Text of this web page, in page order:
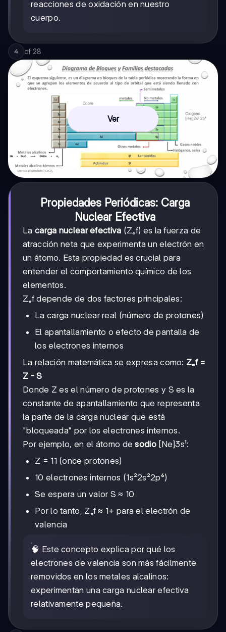
reacciones de oxidación en nuestro
cuerpo.
4 of 28
Ver
Propiedades Periódicas: Carga
Nuclear Efectiva
La carga nuclear efectiva (Zₑf) es la fuerza de
atracción neta que experimenta un electrón en
un átomo. Esta propiedad es crucial para
entender el comportamiento químico de los
elementos.
Zₑf depende de dos factores principales:
La carga nuclear real (número de protones)
El apantallamiento o efecto de pantalla de
los electrones internos
La relación matemática se expresa como: Zₑf =
Z - S
Donde Z es el número de protones y S es la
constante de apantallamiento que representa
la parte de la carga nuclear que está
"bloqueada" por los electrones internos.
Por ejemplo, en el átomo desodio[Ne]3s¹:
Z = 11 (once protones)
10 electrones internos (1s²2s²2p⁶)
Se espera un valor S ≈ 10
Por lo tanto, Zₑf ≈ 1+ para el electrón de
valencia
🧠 Este concepto explica por qué los
electrones de valencia son más fácilmente
removidos en los metales alcalinos:
experimentan una carga nuclear efectiva
relativamente pequeña.